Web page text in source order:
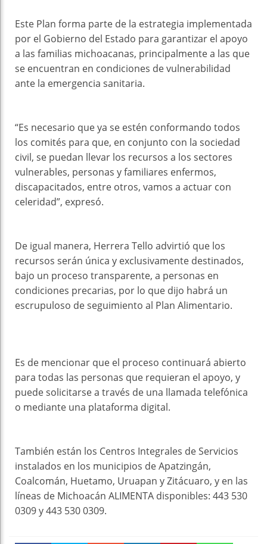
Este Plan forma parte de la estrategia implementada
por el Gobierno del Estado para garantizar el apoyo
a las familias michoacanas, principalmente a las que
se encuentran en condiciones de vulnerabilidad
ante la emergencia sanitaria.
“Es necesario que ya se estén conformando todos
los comités para que, en conjunto con la sociedad
civil, se puedan llevar los recursos a los sectores
vulnerables, personas y familiares enfermos,
discapacitados, entre otros, vamos a actuar con
celeridad”, expresó.
De igual manera, Herrera Tello advirtió que los
recursos serán única y exclusivamente destinados,
bajo un proceso transparente, a personas en
condiciones precarias, por lo que dijo habrá un
escrupuloso de seguimiento al Plan Alimentario.
Es de mencionar que el proceso continuará abierto
para todas las personas que requieran el apoyo, y
puede solicitarse a través de una llamada telefónica
o mediante una plataforma digital.
También están los Centros Integrales de Servicios
instalados en los municipios de Apatzingán,
Coalcomán, Huetamo, Uruapan y Zitácuaro, y en las
líneas de Michoacán ALIMENTA disponibles: 443 530
0309 y 443 530 0309.